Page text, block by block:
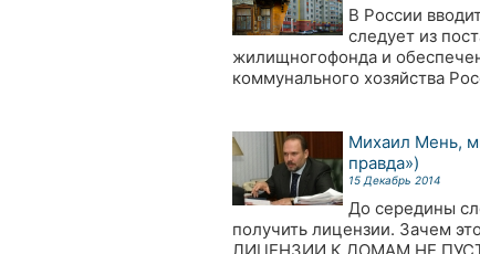
В России
следует из
жилищногофонда и
коммунального хозяйства
Михаил Мень,
правда»)
15 Декабрь 2014
До середины
получить лицензии. Зачем